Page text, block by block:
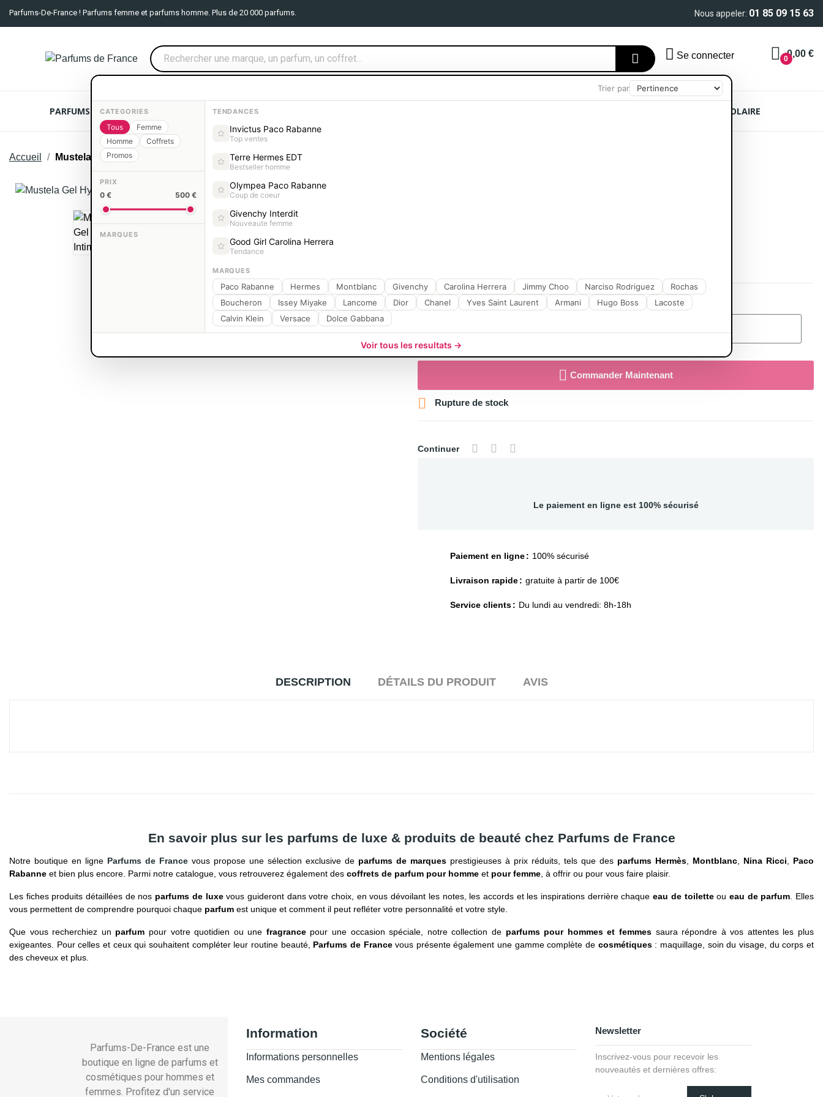
Parfums-De-France ! Parfums femme et parfums homme. Plus de 20 000 parfums. Nous appeler: 01 85 09 15 63
Se connecter 0,00 €
0
PARFUMS FEMME PARFUMS HOMME COFFRETS PARFUMS PROTECTION SOLAIRE
Accueil Mustela Gel Hygiène Intime 200ml
Commander Maintenant
 Rupture de stock
Continuer
Le paiement en ligne est 100% sécurisé
Paiement en ligne 100% sécurisé
Livraison rapide gratuite à partir de 100€
Service clients Du lundi au vendredi: 8h-18h
DESCRIPTION DÉTAILS DU PRODUIT AVIS
En savoir plus sur les parfums de luxe & produits de beauté chez Parfums de France
Notre boutique en ligne Parfums de France vous propose une sélection exclusive de parfums de marques prestigieuses à prix réduits, tels que des parfums Hermès Montblanc Nina Ricci
Paco
Rabanne et bien plus encore. Parmi notre catalogue, vous retrouverez également des coffrets de parfum pour homme et pour femme , à offrir ou pour vous faire plaisir.
Les fiches produits détaillées de nos parfums de luxevous guideront dans votre choix, en vous dévoilant les notes, les accords et les inspirations derrière chaqueeau de toiletteou eau de parfum . Elles
vous permettent de comprendre pourquoi chaque parfum est unique et comment il peut refléter votre personnalité et votre style.
Que vous recherchiez un parfum pour votre quotidien ou une fragrancepour une occasion spéciale, notre collection de parfums pour hommes et femmessaura répondre à vos attentes les plus
exigeantes. Pour celles et ceux qui souhaitent compléter leur routine beauté, Parfums de Francevous présente également une gamme complète de cosmétiques: maquillage, soin du visage, du corps et
des cheveux et plus.
Parfums-De-France est une
boutique en ligne de parfums et
cosmétiques pour hommes et
femmes. Profitez d'un service
Information
Informations personnelles
Mes commandes
Société
Mentions légales
Conditions d'utilisation
Newsletter
Inscrivez-vous pour recevoir les
nouveautés et dernières offres:
Trier par
CATEGORIES
Tous
Femme
Homme
Coffrets
Promos
PRIX
0 € 500 €
MARQUES
TENDANCES
Invictus Paco Rabanne
Top ventes
Terre Hermes EDT
Bestseller homme
Olympea Paco Rabanne
Coup de coeur
Givenchy Interdit
Nouveaute femme
Good Girl Carolina Herrera
Tendance
MARQUES
Paco Rabanne Hermes Montblanc Givenchy Carolina Herrera Jimmy Choo Narciso Rodriguez
Rochas
Boucheron
Issey Miyake Lancome Dior Chanel Yves Saint Laurent Armani Hugo Boss
Lacoste
Calvin Klein
Versace Dolce Gabbana
Voir tous les resultats →